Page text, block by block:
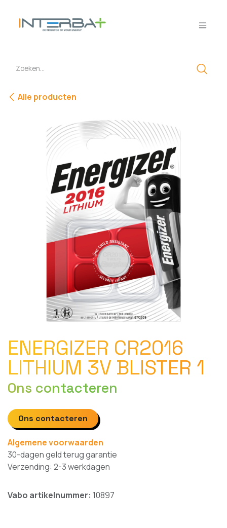
Alle producten
ENERGIZER CR2016
LITHIUM 3V BLISTER 1
Ons contacteren
Ons contacteren
Algemene voorwaarden
30-dagen geld terug garantie
Verzending: 2-3 werkdagen
Vabo artikelnummer: 10897